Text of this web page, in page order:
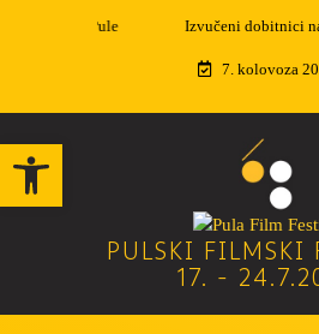
Open toolbar
Izvučeni dobitnici
7. kolovoza
PULSKI FILMSKI
17. -